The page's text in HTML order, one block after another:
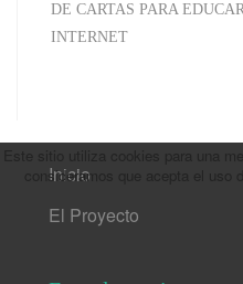
DE CARTAS PARA
INTERNET
Inicio
El Proyecto
consideramos que acepta el uso